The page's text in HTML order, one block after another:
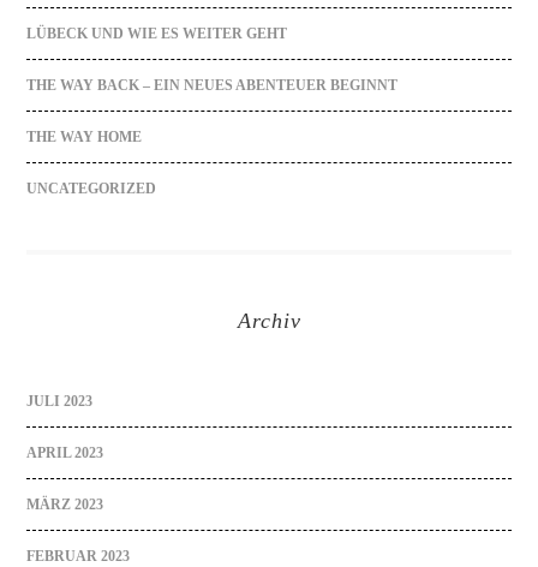
LÜBECK UND WIE ES WEITER GEHT
THE WAY BACK – EIN NEUES ABENTEUER BEGINNT
THE WAY HOME
UNCATEGORIZED
Archiv
JULI 2023
APRIL 2023
MÄRZ 2023
FEBRUAR 2023